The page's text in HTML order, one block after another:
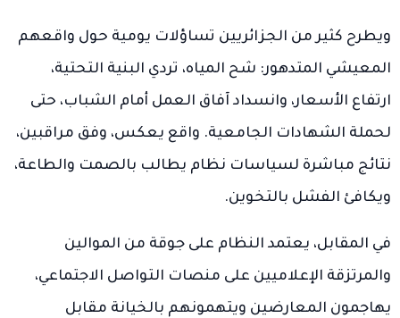
ويطرح كثير من الجزائريين تساؤلات يومية حول واقعهم
المعيشي المتدهور: شح المياه، تردي البنية التحتية،
ارتفاع الأسعار، وانسداد آفاق العمل أمام الشباب، حتى
لحملة الشهادات الجامعية. واقع يعكس، وفق مراقبين،
نتائج مباشرة لسياسات نظام يطالب بالصمت والطاعة،
ويكافئ الفشل بالتخوين.
في المقابل، يعتمد النظام على جوقة من الموالين
والمرتزقة الإعلاميين على منصات التواصل الاجتماعي،
يهاجمون المعارضين ويتهمونهم بالخيانة مقابل